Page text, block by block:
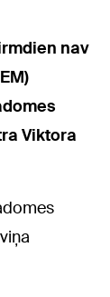
nav
Viktora